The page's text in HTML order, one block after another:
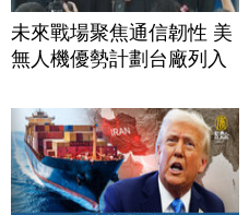
未來戰場聚焦通信韌性 美
無人機優勢計劃台廠列入